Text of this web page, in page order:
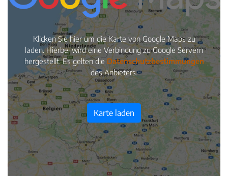
Klicken Sie hier um die Karte von Google Maps zu
laden. Hierbei wird eine Verbindung zu Google Servern
hergestellt. Es gelten die Datenschutzbestimmungen
des Anbieters.
Karte laden